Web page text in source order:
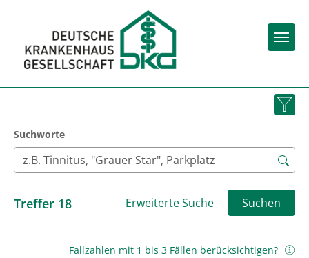
Suchworte
Treffer 18 Erweiterte Suche Suchen
Fallzahlen mit 1 bis 3 Fällen berücksichtigen?